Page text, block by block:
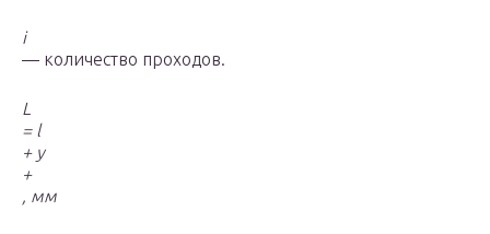
i
— количество проходов.
L
= l
+ y
+
, мм